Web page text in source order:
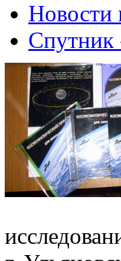
Новости
Спутник